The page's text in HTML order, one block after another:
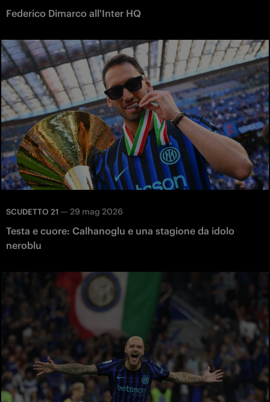
Federico Dimarco all'Inter HQ
SCUDETTO 21 — 29 mag 2026
Testa e cuore: Calhanoglu e una stagione da idolo
neroblu